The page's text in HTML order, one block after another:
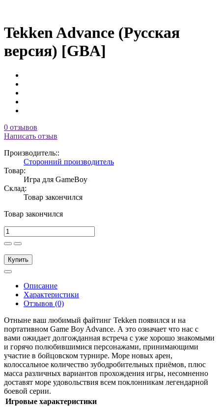
Tekken Advance (Русская
версия) [GBA]
0 отзывов
Написать отзыв
Производитель::
Сторонний производитель
Товар:
Игра для GameBoy
Склад:
Товар закончился
Товар закончился
Купить
Описание
Характеристики
Отзывов (0)
Отныне ваш любимый файтинг Tekken появился и на
портативном Game Boy Advance. А это означает что нас с
вами ожидает долгожданная встреча с уже хорошо знакомыми
и горячо полюбившимися персонажами, принимающими
участие в бойцовском турнире. Море новых арен,
колоссальное количество зубодробительных приёмов, плюс
масса различных вариантов прохождения игры, несомненно
доставят море удовольствия всем поклонникам легендарной
боевой серии.
Игровые характеристики